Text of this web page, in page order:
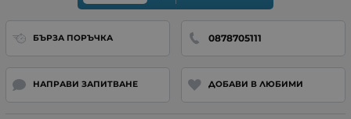
БЪРЗА ПОРЪЧКА 0878705111
НАПРАВИ ЗАПИТВАНЕ ДОБАВИ В ЛЮБИМИ